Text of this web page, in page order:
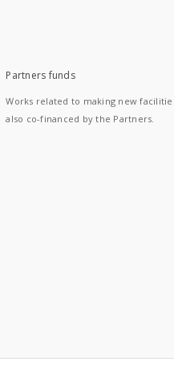
Partners funds
Works related to making new
also co-financed by the Partners.